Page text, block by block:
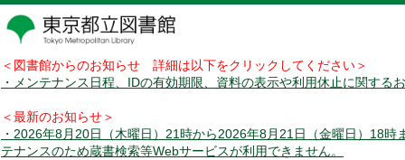
＜図書館からのお知らせ 詳細は以下をクリックしてください＞
・メンテナンス日程、IDの有効期限、資料の表示や利用休止に関する
＜最新のお知らせ＞
・2026年8月20日（木曜日）21時から2026年8月21日（金曜日）18時
テナンスのため蔵書検索等Webサービスが利用できません。